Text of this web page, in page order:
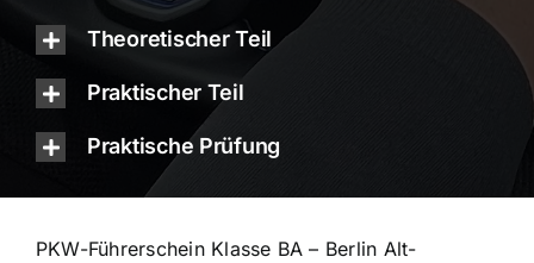
Theoretischer Teil
Praktischer Teil
Praktische Prüfung
PKW-Führerschein Klasse BA – Berlin Alt-